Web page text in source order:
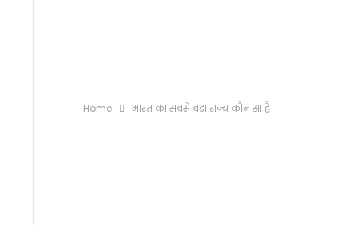
Home भारत का सबसे बड़ा राज्य कौन सा है